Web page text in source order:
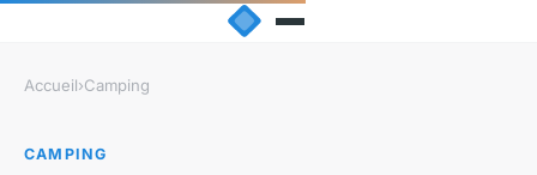
Accueil›Camping
CAMPING